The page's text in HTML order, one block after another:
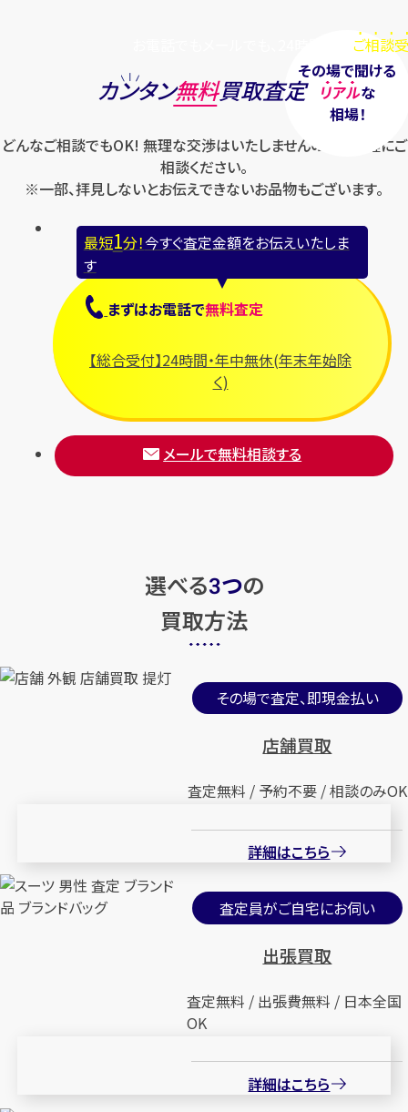
ご相談
その場で聞ける
リアルな
相場！
カンタン無料買取査定
どんなご相談でもOK! 無理な交渉はいたしませんのでお気軽にご
相談ください。
※一部、拝見しないとお伝えできないお品物もございます。
最短1分！今すぐ査定金額をお伝えいたしま
す
まずはお電話で無料査定
【総合受付】24時間・年中無休(年末年始除
く)
メールで無料相談する
選べる3つの
買取方法
その場で査定、即現金払い
店舗買取
査定無料 / 予約不要 / 相談のみOK
詳細はこちら
査定員がご自宅にお伺い
出張買取
査定無料 / 出張費無料 / 日本全国
OK
詳細はこちら